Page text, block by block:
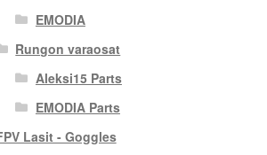
EMODIA
Rungon varaosat
Aleksi15 Parts
EMODIA Parts
Lasit - Goggles